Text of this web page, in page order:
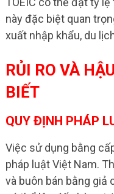
này đặc biệt quan
xuất nhập khẩu, du
RỦI RO VÀ
BIẾT
QUY ĐỊNH PHÁP
Việc sử dụng bằng
pháp luật Việt Nam.
và buôn bán bằng giả